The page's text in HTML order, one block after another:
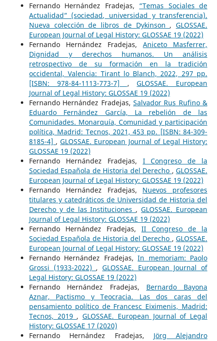
Fernando Hernández Fradejas, “Temas Sociales de
Actualidad” (sociedad, universidad y transferencia).
Nueva colección de libros de Dykinson ,GLOSSAE.
European Journal of Legal History: GLOSSAE 19 (2022)
Fernando Hernández Fradejas,Aniceto Masferrer,
Dignidad y derechos humanos. Un análisis
retrospectivo de su formación en la tradición
occidental, Valencia: Tirant lo Blanch, 2022, 297 pp.
[ISBN: 978-84-1113-773-7] ,GLOSSAE. European
Journal of Legal History: GLOSSAE 19 (2022)
Fernando Hernández Fradejas, Salvador Rus Rufino &
Eduardo Fernández García, La rebelión de las
Comunidades. Monarquía, Comunidad y participación
política, Madrid: Tecnos, 2021, 453 pp. [ISBN: 84-309-
8185-4] ,GLOSSAE. European Journal of Legal History:
GLOSSAE 19 (2022)
Fernando Hernández Fradejas, I Congreso de la
Sociedad Española de Historia del Derecho ,GLOSSAE.
European Journal of Legal History: GLOSSAE 19 (2022)
Fernando Hernández Fradejas, Nuevos profesores
titulares y catedráticos de Universidad de Historia del
Derecho y de las Instituciones ,GLOSSAE. European
Journal of Legal History: GLOSSAE 19 (2022)
Fernando Hernández Fradejas, II Congreso de la
Sociedad Española de Historia del Derecho ,GLOSSAE.
European Journal of Legal History: GLOSSAE 19 (2022)
Fernando Hernández Fradejas,In memoriam: Paolo
Grossi (1933-2022) ,GLOSSAE. European Journal of
Legal History: GLOSSAE 19 (2022)
Fernando Hernández Fradejas, Bernardo Bayona
Aznar, Pactismo y Teocracia. Las dos caras del
pensamiento político de Francesc Eiximenis, Madrid:
Tecnos, 2019 ,GLOSSAE. European Journal of Legal
History: GLOSSAE 17 (2020)
Fernando Hernández Fradejas, Jörg Alejandro